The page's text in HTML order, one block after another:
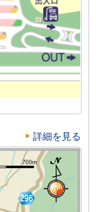
詳細を見る